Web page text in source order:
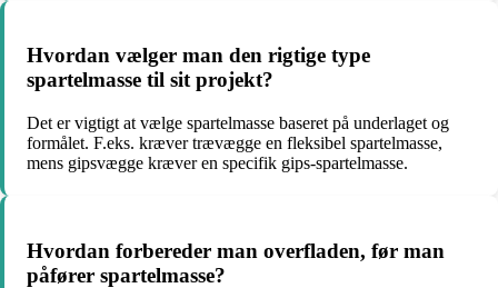
Hvordan vælger man den rigtige type
spartelmasse til sit projekt?
Det er vigtigt at vælge spartelmasse baseret på underlaget og
formålet. F.eks. kræver trævægge en fleksibel spartelmasse,
mens gipsvægge kræver en specifik gips-spartelmasse.
Hvordan forbereder man overfladen, før man
påfører spartelmasse?